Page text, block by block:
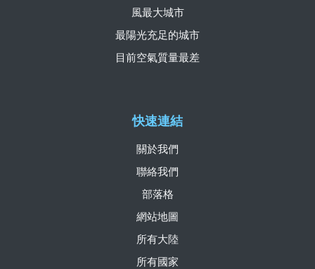
快速連結
關於我們
聯絡我們
部落格
網站地圖
所有大陸
所有國家
風最大城市
最陽光充足的城市
目前空氣質量最差